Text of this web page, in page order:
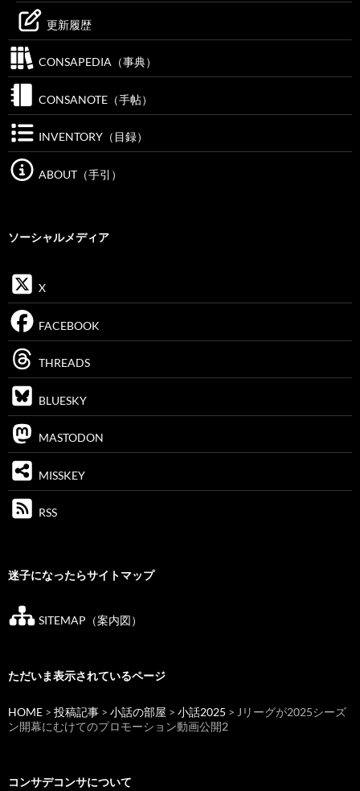
更新履歴
CONSAPEDIA（事典）
CONSANOTE（手帖）
INVENTORY（目録）
ABOUT（手引）
ソーシャルメディア
X
FACEBOOK
THREADS
BLUESKY
MASTODON
MISSKEY
RSS
迷子になったらサイトマップ
SITEMAP（案内図）
ただいま表示されているページ
HOME > 投稿記事 > 小話の部屋 > 小話2025 > Jリーグが2025シーズ
ン開幕にむけてのプロモーション動画公開2
コンサデコンサについて